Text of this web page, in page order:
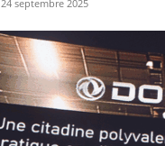
24 septembre 2025